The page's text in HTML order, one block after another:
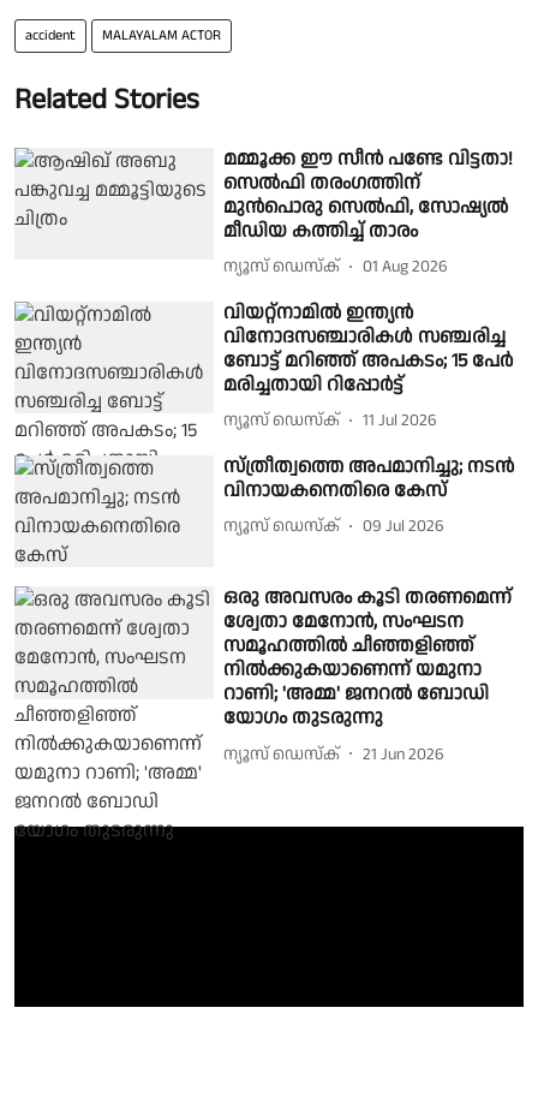
accident MALAYALAM ACTOR
Related Stories
മമ്മൂക്ക ഈ സീൻ പണ്ടേ വിട്ടതാ!
സെൽഫി തരംഗത്തിന്
മുൻപൊരു സെൽഫി, സോഷ്യൽ
മീഡിയ കത്തിച്ച് താരം
ന്യൂസ് ഡെസ്ക് 01 Aug 2026
വിയറ്റ്നാമിൽ ഇന്ത്യൻ
വിനോദസഞ്ചാരികൾ സഞ്ചരിച്ച
ബോട്ട് മറിഞ്ഞ് അപകടം; 15 പേര്‍
മരിച്ചതായി റിപ്പോര്‍ട്ട്
ന്യൂസ് ഡെസ്ക് 11 Jul 2026
സ്ത്രീത്വത്തെ അപമാനിച്ചു; നടൻ
വിനായകനെതിരെ കേസ്
ന്യൂസ് ഡെസ്ക് 09 Jul 2026
ഒരു അവസരം കൂടി തരണമെന്ന്
ശ്വേതാ മേനോൻ, സംഘടന
സമൂഹത്തിൽ ചീഞ്ഞളിഞ്ഞ്
നിൽക്കുകയാണെന്ന് യമുനാ
റാണി; 'അമ്മ' ജനറൽ ബോഡി
യോഗം തുടരുന്നു
ന്യൂസ് ഡെസ്ക് 21 Jun 2026